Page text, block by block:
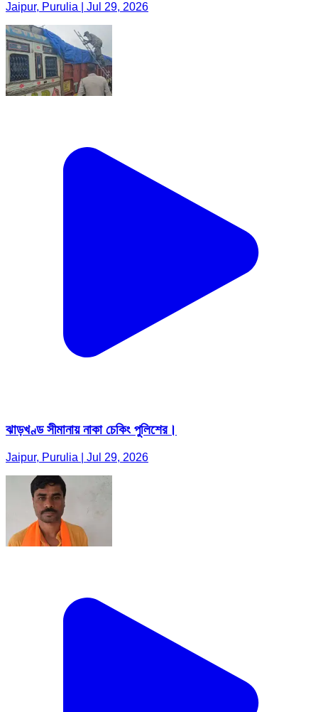
Jaipur, Purulia | Jul 29, 2026
ঝাড়খণ্ড সীমানায় নাকা চেকিং পুলিশের।
Jaipur, Purulia | Jul 29, 2026